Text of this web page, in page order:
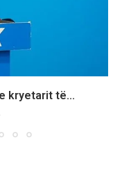
kryetarit të...